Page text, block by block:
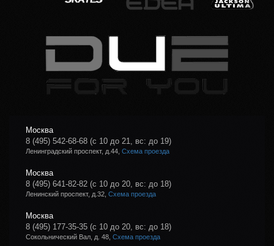
Москва
8 (495) 542-68-68 (с 10 до 21, вс: до 19)
Ленинградский проспект, д.44, Схема проезда
Москва
8 (495) 641-82-82 (с 10 до 20, вс: до 18)
Ленинский проспект, д.32, Схема проезда
Москва
8 (495) 177-35-35 (с 10 до 20, вс: до 18)
Сокольнический Вал, д. 48, Схема проезда